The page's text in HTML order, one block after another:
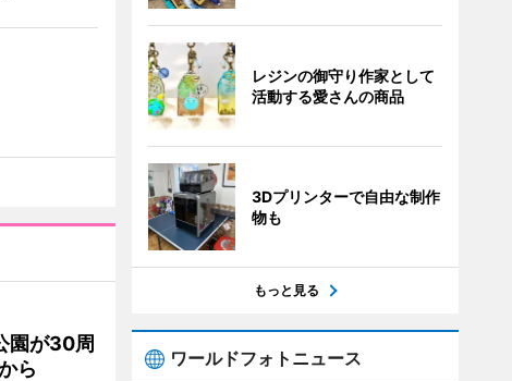
園が30周
ら
レジンの御守り作家として
活動する愛さんの商品
3Dプリンターで自由な制作
物も
もっと見る
ワールドフォトニュース